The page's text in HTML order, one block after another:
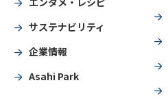
サステナビリティ
企業情報
Asahi Park